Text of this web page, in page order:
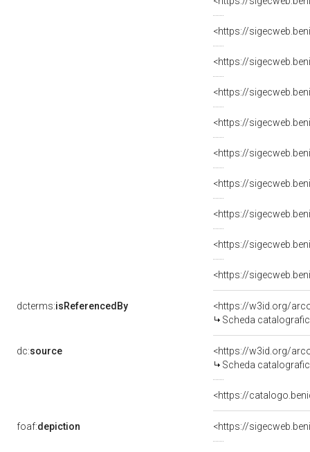
dcterms:isReferencedBy
<https://w3id.org/
Scheda
dc:source
<https://w3id.org/
Scheda
foaf:depiction